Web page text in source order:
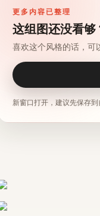
更多内容已整理
这组图还没看
喜欢这个风格的话，可
新窗口打开，建议先保存到